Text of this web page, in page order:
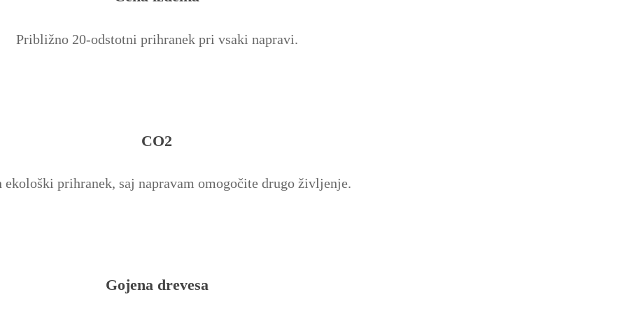
Približno 20-odstotni prihranek pri vsaki napravi.
CO2
ekološki prihranek, saj napravam omogočite drugo življenje.
Gojena drevesa